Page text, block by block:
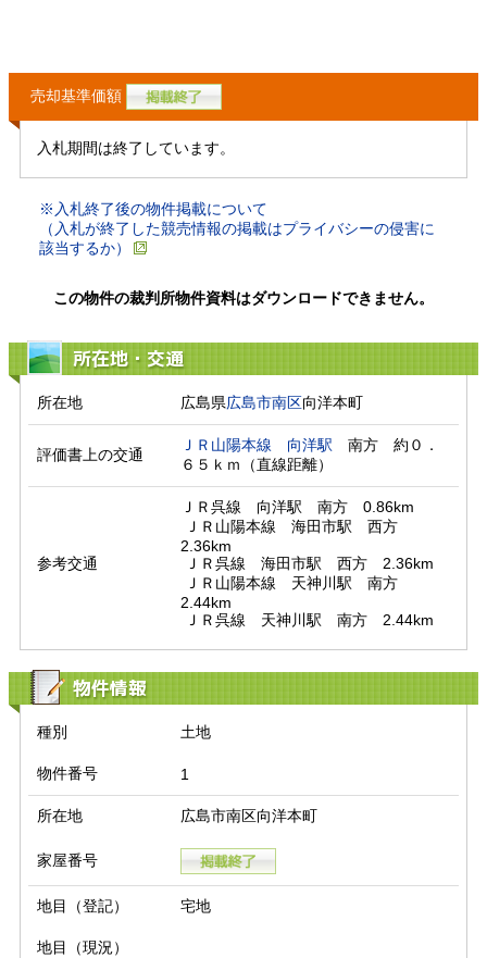
売却基準価額
入札期間は終了しています。
※入札終了後の物件掲載について
（入札が終了した競売情報の掲載はプライバシーの侵害に
該当するか）
この物件の裁判所物件資料はダウンロードできません。
所在地・交通
所在地 広島県広島市南区向洋本町
評価書上の交通
ＪＲ山陽本線 向洋駅 南方　約０．
６５ｋｍ（直線距離）
参考交通
ＪＲ呉線　向洋駅　南方　0.86km
2.36km
2.44km
ＪＲ呉線　天神川駅　南方　2.44km
物件情報
種別 土地
物件番号 1
所在地 広島市南区向洋本町
家屋番号
地目（登記） 宅地
地目（現況）